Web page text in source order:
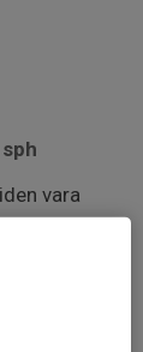
vara